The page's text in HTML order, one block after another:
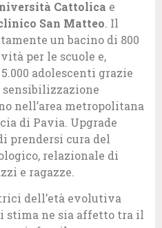
Cattolica e
San Matteo. Il
un bacino di 800
per le scuole e,
adolescenti grazie
nell’area metropolitana
di Pavia. Upgrade
prendersi cura del
relazionale di
e ragazze.
dell’età evolutiva
stima ne sia affetto tra il